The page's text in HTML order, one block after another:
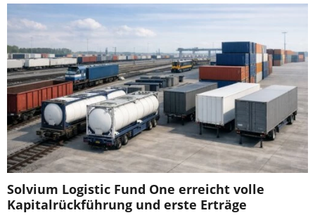
Solvium Logistic Fund One erreicht volle
Kapitalrückführung und erste Erträge